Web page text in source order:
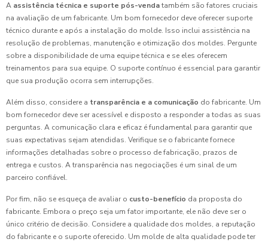
A assistência técnica e suporte pós-vendatambém são fatores cruciais
na avaliação de um fabricante. Um bom fornecedor deve oferecer suporte
técnico durante e após a instalação do molde. Isso inclui assistência na
resolução de problemas, manutenção e otimização dos moldes. Pergunte
sobre a disponibilidade de uma equipe técnica e se eles oferecem
treinamentos para sua equipe. O suporte contínuo é essencial para garantir
que sua produção ocorra sem interrupções.
Além disso, considere a transparência e a comunicação do fabricante. Um
bom fornecedor deve ser acessível e disposto a responder a todas as suas
perguntas. A comunicação clara e eficaz é fundamental para garantir que
suas expectativas sejam atendidas. Verifique se o fabricante fornece
informações detalhadas sobre o processo de fabricação, prazos de
entrega e custos. A transparência nas negociações é um sinal de um
parceiro confiável.
Por fim, não se esqueça de avaliar o custo-benefício da proposta do
fabricante. Embora o preço seja um fator importante, ele não deve ser o
único critério de decisão. Considere a qualidade dos moldes, a reputação
do fabricante e o suporte oferecido. Um molde de alta qualidade pode ter